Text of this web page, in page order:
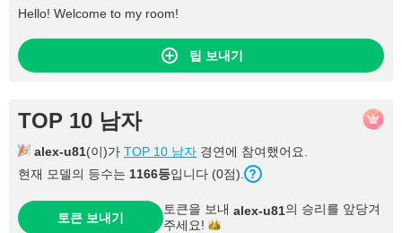
Hello! Welcome to my room!
팁 보내기
TOP 10 남자
alex-u81(이)가 TOP 10 남자 경연에 참여했어요.
현재 모델의 등수는 1166등입니다 (0점).
토큰 보내기
토큰을 보내 alex-u81의 승리를 앞당겨
주세요!